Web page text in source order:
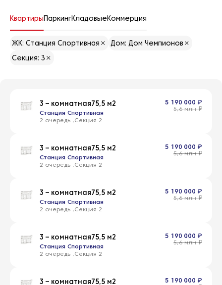
КвартирыПаркингКладовыеКоммерция
ЖК: Станция Спортивная
Дом: Дом Чемпионов
Секция: 3
3 – комнатная75,5 м2
Станция Спортивная
2 очередь
2
5 190 000 ₽
5,6 млн ₽
3 – комнатная75,5 м2
Станция Спортивная
2 очередь
2
5 190 000 ₽
5,6 млн ₽
3 – комнатная75,5 м2
Станция Спортивная
2 очередь
2
5 190 000 ₽
5,6 млн ₽
3 – комнатная75,5 м2
Станция Спортивная
2 очередь
2
5 190 000 ₽
5,6 млн ₽
3 – комнатная75,5 м2 5 190 000 ₽